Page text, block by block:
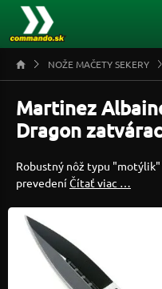
NOŽE MAČETY SEKERY
Martinez
Dragon
Robustný nôž typu
prevedeníČítať viac …